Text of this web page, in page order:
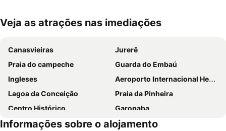
Ampliar mapa
Veja as atrações nas imediações
Canasvieiras
Jurerê
Praia do campeche
Guarda do Embaú
Ingleses
Aeroporto Internacional Hercílio Luz
Lagoa da Conceição
Praia da Pinheira
Centro Histórico
Garopaba
Praia da Ferrugem
Joaquina
Informações sobre o alojamento